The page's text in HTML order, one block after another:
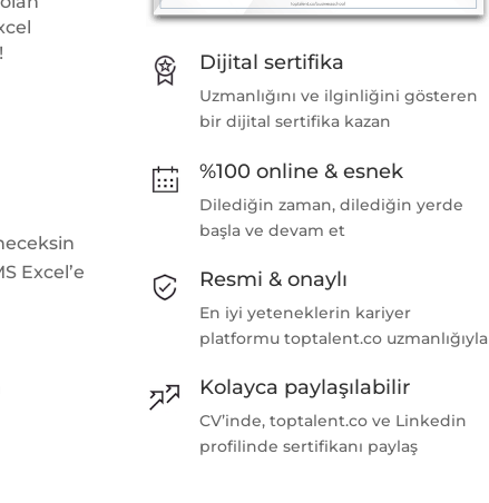
Excel’e
Dijital sertifika
Uzmanlığını ve ilginliğini gösteren
bir dijital sertifika kazan
%100 online & esnek
Dilediğin zaman, dilediğin yerde
başla ve devam et
Resmi & onaylı
En iyi yeteneklerin kariyer
platformu toptalent.co uzmanlığıyla
Kolayca paylaşılabilir
CV’inde, toptalent.co ve Linkedin
profilinde sertifikanı paylaş